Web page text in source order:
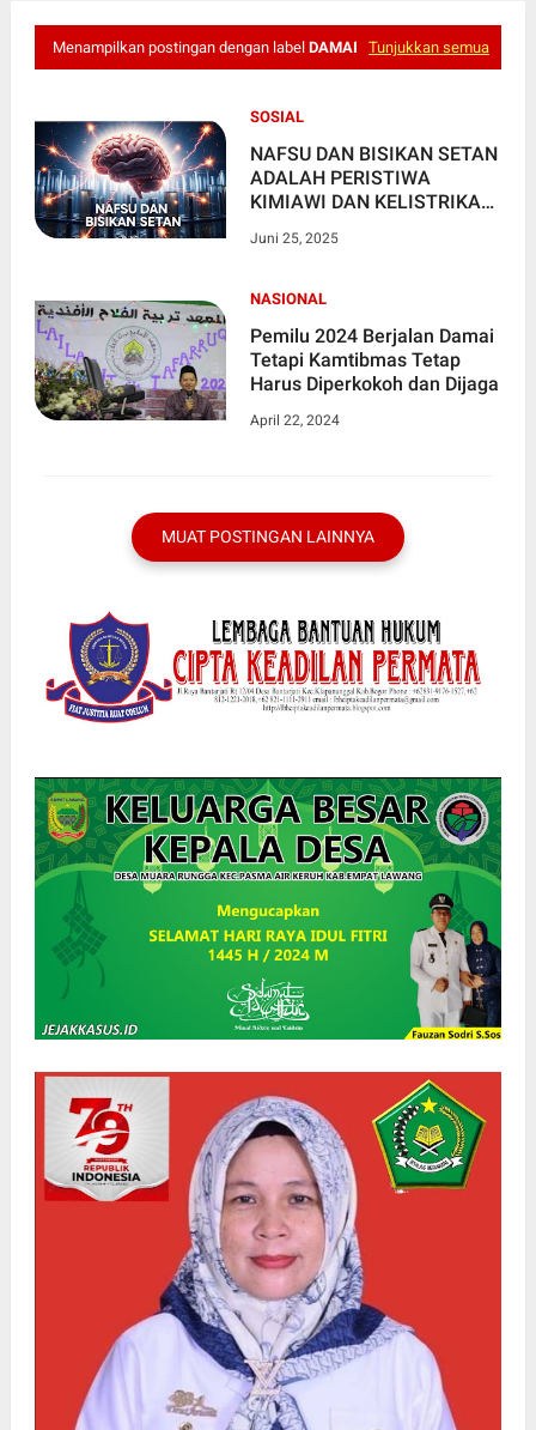
Menampilkan postingan dengan label DAMAI Tunjukkan semua
SOSIAL
NAFSU DAN BISIKAN SETAN
ADALAH PERISTIWA
KIMIAWI DAN KELISTRIKAN
Juni 25, 2025
NASIONAL
Pemilu 2024 Berjalan Damai
Tetapi Kamtibmas Tetap
Harus Diperkokoh dan Dijaga
April 22, 2024
MUAT POSTINGAN LAINNYA